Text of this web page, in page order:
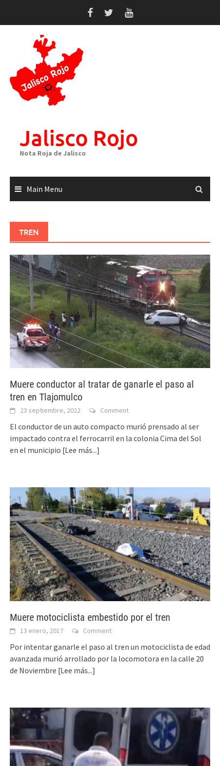
Jalisco Rojo
Nota Roja de Jalisco
Main Menu
TREN
Muere conductor al tratar de ganarle el paso al
tren en Tlajomulco
23 septiembre, 2022 Comment
El conductor de un auto compacto murió prensado al ser
impactado contra el ferrocarril en la colonia Cima del Sol
en el municipio [Lee más...]
Muere motociclista embestido por el tren
13 enero, 2017 Comment
Por intentar ganarle el paso al tren un motociclista de edad
avanzada murió arrollado por la locomotora en la calle 20
de Noviembre [Lee más...]